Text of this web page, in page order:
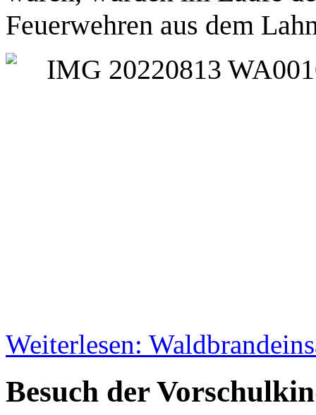
Feuerwehren aus dem
Weiterlesen:
Besuch der